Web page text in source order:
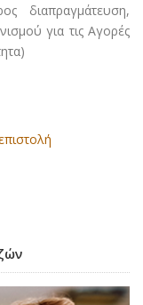
διαπραγμάτευση,
για τις Αγορές